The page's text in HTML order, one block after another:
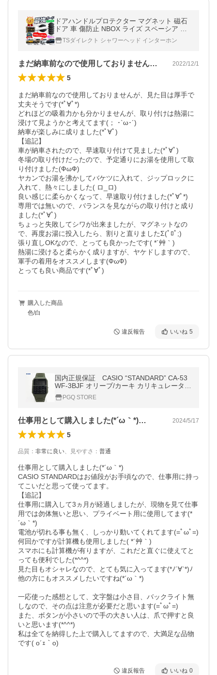
ドアハンドルプロテクター マグネット 磁石
ドア 車 傷防止 NBOX ライズ スペーシア タ
ント ムーブ 軽自動車 セダン ミニバン
TSダイレクト シャワーヘッド インターホン
まだ納車前なので使用しておりませんが、… 2022/12/1
5
まだ納車前なので使用しておりませんが、見た目は厚手で
丈夫そうです(*ﾟ∀ﾟ*)
どれほどの吸着力かも分かりませんが、取り付けは熱湯に
浸けて見ようかと考えてます(； ･`ω･´)
納車が楽しみに成りました(*ﾟ∀ﾟ)
【追記】
車が納車されたので、早速取り付けて見ました(*ﾟ∀ﾟ)
冬場の取り付けだったので、予定通りにお湯を使用して取
り付けました(ФωФ)
ヤカンでお湯を沸かしてバケツに入れて、ジップロックに
入れて、熱々にしました( ロ_ロ)ゞ
良い感じに柔らかくなって、早速取り付けました(*ﾟ∀ﾟ*)
専用では無いので、バランスを見ながらの取り付けと成り
ました(*ﾟ∀ﾟ)
ちょっと失敗してシワが出来ましたが、マグネットなの
で、再度お湯に投入したら、割りと直りましたΣ(ﾟﾛﾟ;)
張り直しOKなので、とっても良かったです( *´艸｀)
熱湯に浸けると柔らかく成りますが、ヤケドしますので、
軍手の着用をオススメします(ФωФ)
購入した商品
色/白
違反報告 いいね 5
国内正規保証 CASIO “STANDARD” CA-53
WF-3BJF オリーブ/カーキ カリキュレータ
ー・電卓機能搭載 反転液晶 チープカシ
オ 計算機時計 カシオ 国内正規品
PGQ STORE
仕事用として購入しました(*´ω｀*)… 2024/5/17
5
品質 ： 非常に良い、 見やすさ ： 普通
仕事用として購入しました(*´ω｀*)
CASIO STANDARDはお値段がお手頃なので、仕事用に持っ
てこいだと思って使ってます。
【追記】
仕事用に購入して3ヵ月が経過しましたが、現物を見て仕事
用では勿体無いと思い、プライベート用に使用してます(*
´ω｀*)
電池が切れる事も無く、しっかり動いてくれてます(=ﾟωﾟ=)
何回かですが計算機も使用しました( *´艸｀)
スマホにも計算機が有りますが、これだと直ぐに使えてと
っても便利でした(*^^*)
見た目もオシャレなので、とても気に入ってます(*ﾉ´∀`*)ﾉ
他の方にもオススメしたいですね(*´ω｀*)
一応使った感想として、文字盤は小さ目、バックライト無
しなので、その点は注意が必要だと思います(=ﾟωﾟ=)
また、ボタンが小さいので手の大きい人は、爪で押すと良
いと思います(*^^*)
私は全てを納得した上で購入してますので、大満足な品物
です( o´ｪ｀o)
違反報告 いいね 0